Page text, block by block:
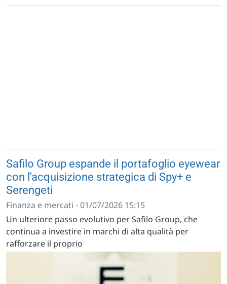
Safilo Group espande il portafoglio eyewear
con l'acquisizione strategica di Spy+ e
Serengeti
Finanza e mercati - 01/07/2026 15:15
Un ulteriore passo evolutivo per Safilo Group, che
continua a investire in marchi di alta qualità per
rafforzare il proprio